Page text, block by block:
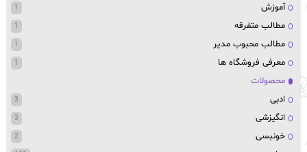
آموزش
1
مطالب متفرقه 1
مطالب محبوب مدیر 1
معرفی فروشگاه ها 1
محصولات
ادبی
3
انگیزشی 3
خونبسی 2